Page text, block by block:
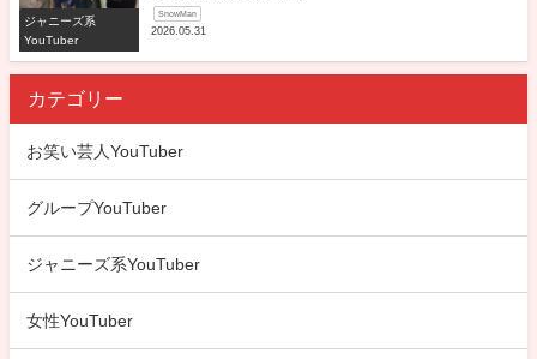
ジャニーズ系
YouTuber
SnowMan
2026.05.31
カテゴリー
お笑い芸人YouTuber
グループYouTuber
ジャニーズ系YouTuber
女性YouTuber